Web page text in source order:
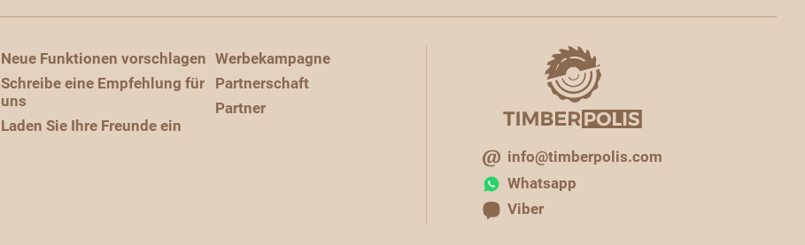
Neue Funktionen vorschlagen
Schreibe eine Empfehlung für
uns
Laden Sie Ihre Freunde ein
Werbekampagne
Partnerschaft
Partner
info@timberpolis.com
Whatsapp
Viber